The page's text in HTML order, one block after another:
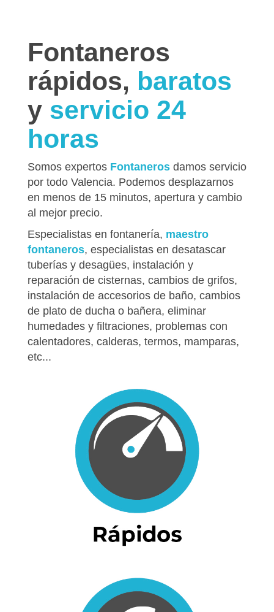
Fontaneros
rápidos, baratos
y servicio 24
horas
Somos expertos Fontaneros damos servicio
por todo Valencia. Podemos desplazarnos
en menos de 15 minutos, apertura y cambio
al mejor precio.
Especialistas en fontanería, maestro
fontaneros, especialistas en desatascar
tuberías y desagües, instalación y
reparación de cisternas, cambios de grifos,
instalación de accesorios de baño, cambios
de plato de ducha o bañera, eliminar
humedades y filtraciones, problemas con
calentadores, calderas, termos, mamparas,
etc...